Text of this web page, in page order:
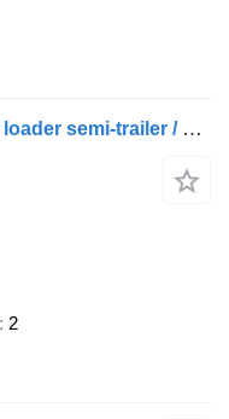
Kässbohrer LB2 TIEF-BETT low loader semi-trailer / 16.5 m / Extendable semi
2